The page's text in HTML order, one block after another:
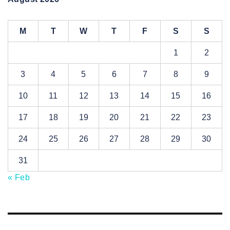
M T W T F S S
1 2
3 4 5 6 7 8 9
10 11 12 13 14 15 16
17 18 19 20 21 22 23
24 25 26 27 28 29 30
31
« Feb